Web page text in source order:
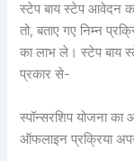
स्टेप बाय स्टेप आवेदन
तो, बताए गए निम्न
का लाभ ले। स्टेप बाय
प्रकार से-
स्पॉन्सरशिप योजना
ऑफलाइन प्रक्रिया